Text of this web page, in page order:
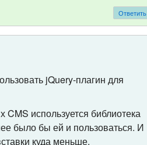
Ответить
jQuery-плагин для
используется библиотека
было бы ей и пользоваться. И
куда меньше.